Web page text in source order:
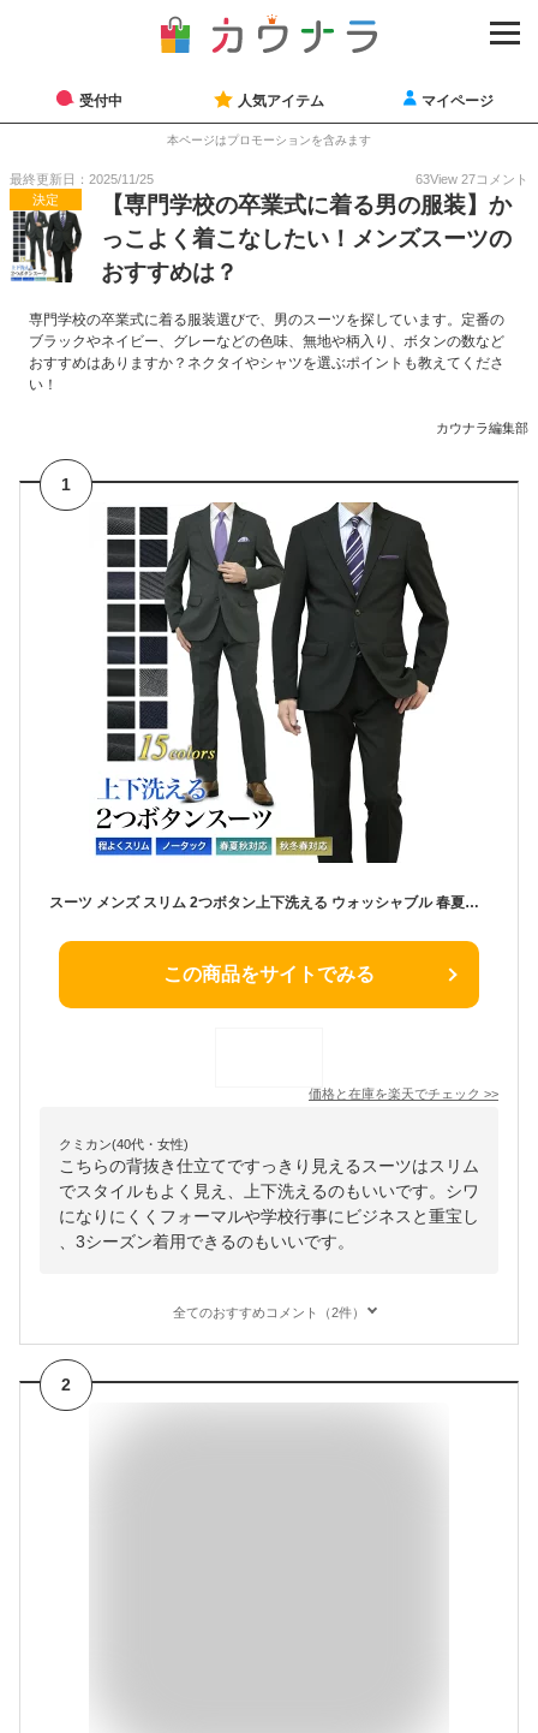
受付中 人気アイテム マイページ
本ページはプロモーションを含みます
最終更新日：2025/11/25 63View 27コメント
決定
【専門学校の卒業式に着る男の服装】か
っこよく着こなしたい！メンズスーツの
おすすめは？
専門学校の卒業式に着る服装選びで、男のスーツを探しています。定番の
ブラックやネイビー、グレーなどの色味、無地や柄入り、ボタンの数など
おすすめはありますか？ネクタイやシャツを選ぶポイントも教えてくださ
い！
カウナラ編集部
1
スーツ メンズ スリム 2つボタン上下洗える ウォッシャブル 春夏秋・秋冬春 背抜き仕立て・総裏仕立て 3シーズン ストレッチ ビジネス メンズスーツ オシャレ ビジネス フレッシャーズ 新社会人 新生活 入社式 入学式 卒業式 卒園式
この商品をサイトでみる
価格と在庫を楽天でチェック >>
クミカン(40代・女性)
こちらの背抜き仕立てですっきり見えるスーツはスリム
でスタイルもよく見え、上下洗えるのもいいです。シワ
になりにくくフォーマルや学校行事にビジネスと重宝し
、3シーズン着用できるのもいいです。
全てのおすすめコメント（2件）
2